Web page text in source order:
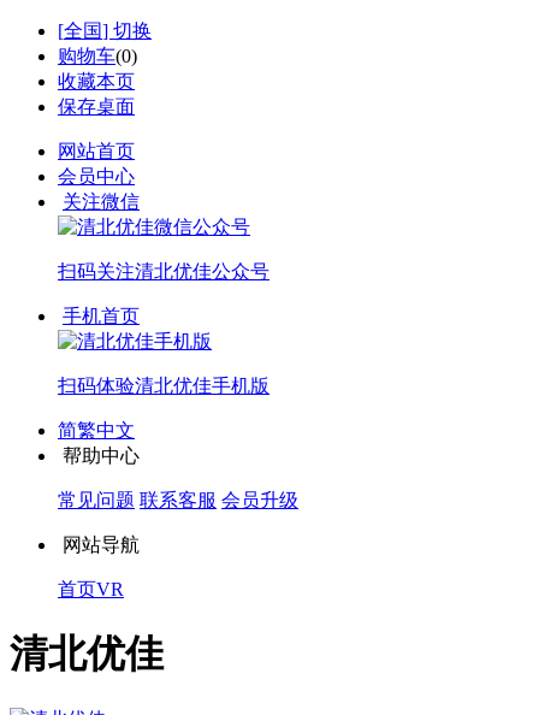
[全国] 切换
购物车(0)
收藏本页
保存桌面
网站首页
会员中心
关注微信
扫码关注清北优佳公众号
手机首页
扫码体验清北优佳手机版
简繁中文
帮助中心
常见问题 联系客服 会员升级
网站导航
首页VR
清北优佳